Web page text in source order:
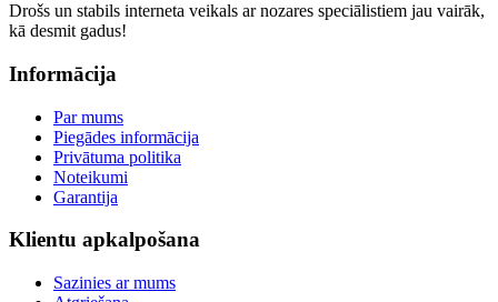
Drošs un stabils interneta veikals ar nozares speciālistiem jau vairāk,
kā desmit gadus!
Informācija
Par mums
Piegādes informācija
Privātuma politika
Noteikumi
Garantija
Klientu apkalpošana
Sazinies ar mums